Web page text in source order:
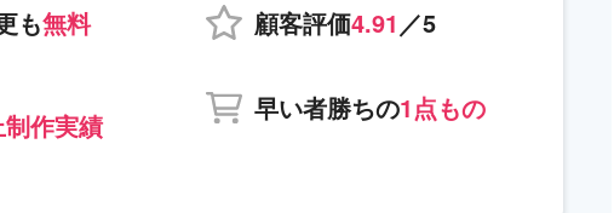
も無料 顧客評価4.91 ／5
作実績
早い者勝ちの1点もの